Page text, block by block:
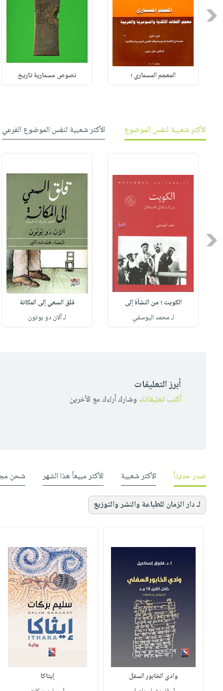
Previous
المعجم المسماري ؛ نصوص مسمارية تاريخ
الأكثر شعبية لنفس الموضوع الأكثر شعبية لنفس الموضوع الفرعي
Previous
الكويت ؛ من النشأة إلى
لـ محمد اليوسفي
قلق السعي إلى المكانة
لـ آلان دو بوتون
أبرز التعليقات
أكتب تعليقاتك وشارك أراءك مع الأخرين
صدر حديثاً الأكثر شعبية الأكثر مبيعاً هذا الشهر شحن
لـ دار الزمان للطباعة والنشر والتوزيع
وادي الخابور السفل إيثاكا